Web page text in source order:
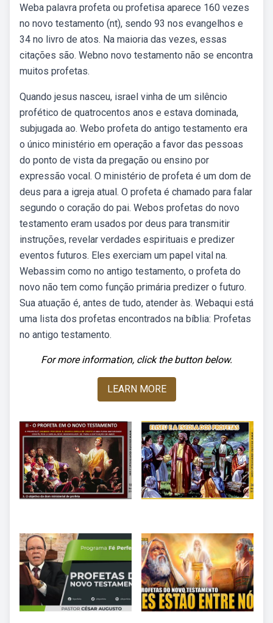
Weba palavra profeta ou profetisa aparece 160 vezes
no novo testamento (nt), sendo 93 nos evangelhos e
34 no livro de atos. Na maioria das vezes, essas
citações são. Webno novo testamento não se encontra
muitos profetas.
Quando jesus nasceu, israel vinha de um silêncio
profético de quatrocentos anos e estava dominada,
subjugada ao. Webo profeta do antigo testamento era
o único ministério em operação a favor das pessoas
do ponto de vista da pregação ou ensino por
expressão vocal. O ministério de profeta é um dom de
deus para a igreja atual. O profeta é chamado para falar
segundo o coração do pai. Webos profetas do novo
testamento eram usados por deus para transmitir
instruções, revelar verdades espirituais e predizer
eventos futuros. Eles exerciam um papel vital na.
Webassim como no antigo testamento, o profeta do
novo não tem como função primária predizer o futuro.
Sua atuação é, antes de tudo, atender às. Webaqui está
uma lista dos profetas encontrados na bíblia: Profetas
no antigo testamento.
For more information, click the button below.
LEARN MORE